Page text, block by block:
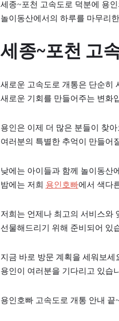
세종~포천 고속도로 덕분에 용
놀이동산에서의 하루를 마무리
세종~포천 고
새로운 고속도로 개통은 단순히
새로운 기회를 만들어주는 변화
용인은 이제 더 많은 분들이 찾
여러분의 특별한 추억이 만들어
낮에는 아이들과 함께 놀이동산
밤에는 저희 용인호빠에서 색다
저희는 언제나 최고의 서비스와
선물해드리기 위해 준비되어 있
지금 바로 방문 계획을 세워보세
용인이 여러분을 기다리고 있습
용인호빠 고속도로 개통 안내 끝~